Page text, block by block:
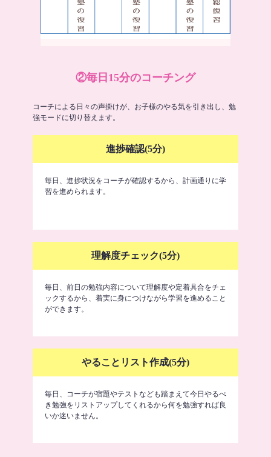
②毎日15分のコーチング
コーチによる日々の声掛けが、お子様のやる気を引き出し、勉
強モードに切り替えます。
進捗確認(5分)
毎日、進捗状況をコーチが確認するから、計画通りに学
習を進められます。
理解度チェック(5分)
毎日、前日の勉強内容について理解度や定着具合をチェ
ックするから、着実に身につけながら学習を進めること
ができます。
やることリスト作成(5分)
毎日、コーチが宿題やテストなども踏まえて今日やるべ
き勉強をリストアップしてくれるから何を勉強すれば良
いか迷いません。